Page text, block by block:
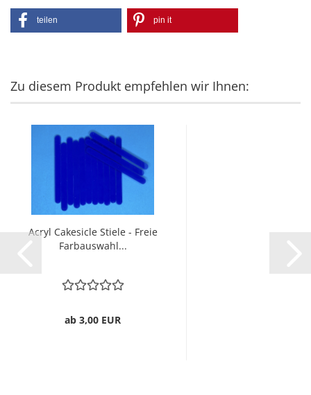
teilen pin it
Zu diesem Produkt empfehlen wir Ihnen:
Acryl Cakesicle Stiele - Freie
Farbauswahl...
ab 3,00 EUR